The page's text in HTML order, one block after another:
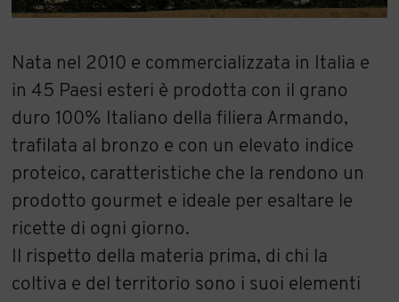
Nata nel 2010 e commercializzata in Italia e
in 45 Paesi esteri è prodotta con il grano
duro 100% Italiano della filiera Armando,
trafilata al bronzo e con un elevato indice
proteico, caratteristiche che la rendono un
prodotto gourmet e ideale per esaltare le
ricette di ogni giorno.
Il rispetto della materia prima, di chi la
coltiva e del territorio sono i suoi elementi